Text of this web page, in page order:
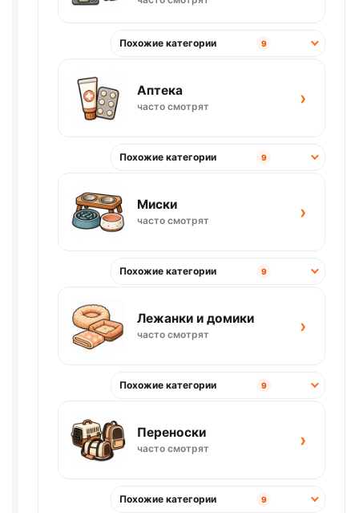
Похожие категории 9
Аптека
часто смотрят ›
Похожие категории 9
Миски
часто смотрят ›
Похожие категории 9
Лежанки и домики
часто смотрят ›
Похожие категории 9
Переноски
часто смотрят ›
Похожие категории 9